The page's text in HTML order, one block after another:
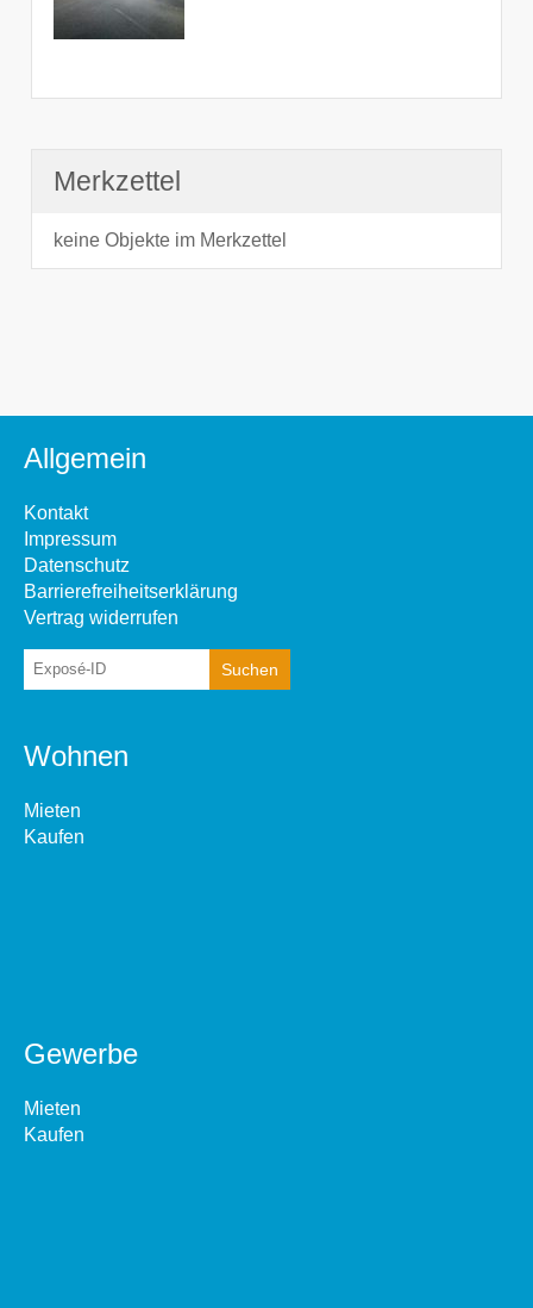
Merkzettel
keine Objekte im Merkzettel
Allgemein
Kontakt
Impressum
Datenschutz
Barrierefreiheitserklärung
Vertrag widerrufen
Wohnen
Mieten
Kaufen
Gewerbe
Mieten
Kaufen